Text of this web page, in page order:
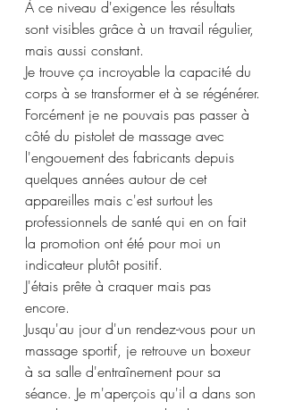
À ce niveau d'exigence les résultats
sont visibles grâce à un travail régulier,
mais aussi constant.
Je trouve ça incroyable la capacité du
corps à se transformer et à se régénérer.
Forcément je ne pouvais pas passer à
côté du pistolet de massage avec
l'engouement des fabricants depuis
quelques années autour de cet
appareilles mais c'est surtout les
professionnels de santé qui en on fait
la promotion ont été pour moi un
indicateur plutôt positif.
J'étais prête à craquer mais pas
encore.
Jusqu'au jour d'un rendez-vous pour un
massage sportif, je retrouve un boxeur
à sa salle d'entraînement pour sa
séance. Je m'aperçois qu'il a dans son